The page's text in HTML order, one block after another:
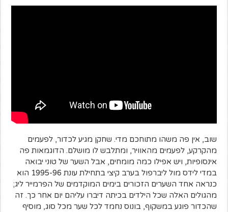
שוב, אין פה משהו מתוחכם מדי. שחקן מגיע לכדור, לפעמים
מהקרקע, לפעמים מהאוויר, ומתלבש לו מושלם. הדוגמאות פה
אינסופיות, ויש אפילו כמה מומחים, אבל השער של טוני יבואה
במדי לידס מול ליברפול בערב קיצי בתחילת עונת 1995-96 הוא
כנראה אחד השערים הזכורים בימים המוקדמים של הפרמייר ליג;
מהגולים האלה שכל הילדים בכיתה דיברו עליהם יום אחר כך. זה
שהכדור פוגע במשקוף, בונוס נחמד לכל שער מכל סוג, מוסיף